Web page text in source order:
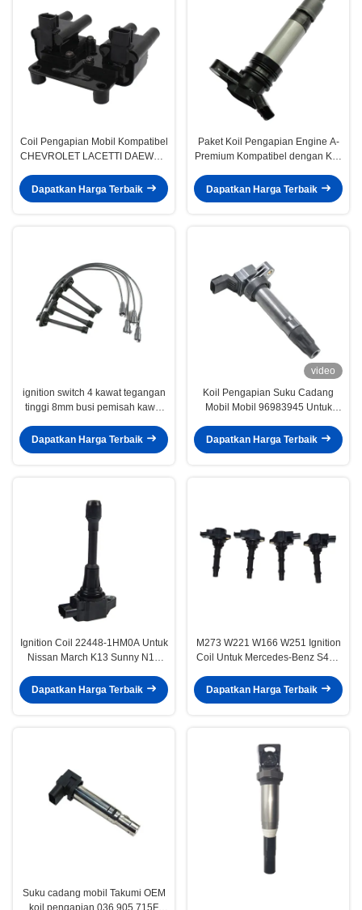
Coil Pengapian Mobil Kompatibel
CHEVROLET LACETTI DAEWOO
Dapatkan Harga Terbaik
Paket Koil Pengapian Engine A-
Premium Kompatibel dengan Koil
30684245 0997001070
LR002954
Dapatkan Harga Terbaik
ignition switch 4 kawat tegangan
tinggi 8mm busi pemisah kawat
terminal untuk toyota
Dapatkan Harga Terbaik
video
Koil Pengapian Suku Cadang
Mobil Mobil 96983945 Untuk
Dapatkan Harga Terbaik
Ignition Coil 22448-1HM0A Untuk
Nissan March K13 Sunny N17
Dapatkan Harga Terbaik
M273 W221 W166 W251 Ignition
Coil Untuk Mercedes-Benz S450
0001502780 2729060060
Dapatkan Harga Terbaik
Suku cadang mobil Takumi OEM
koil pengapian 036 905 715F